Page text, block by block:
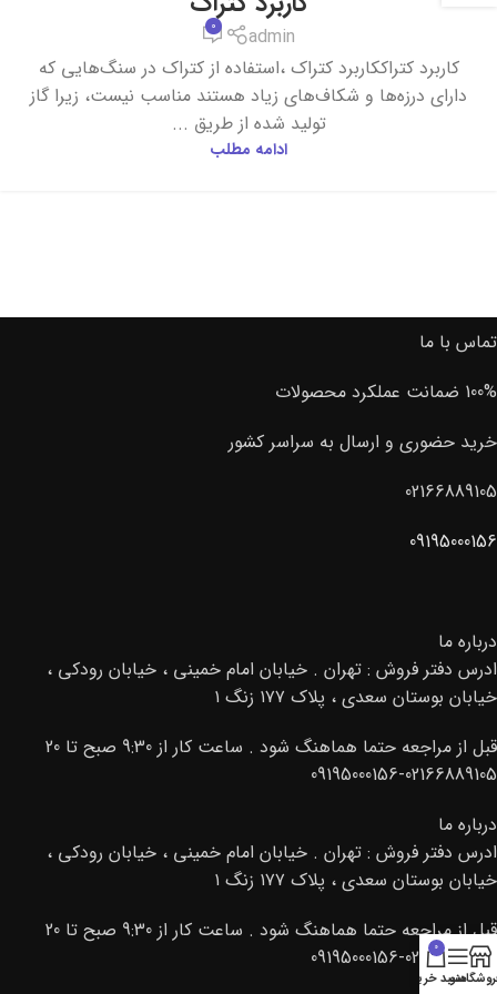
admin
0
کاربرد کتراککاربرد کتراک ،استفاده از کتراک در سنگ‌هایی که
دارای درزه‌ها و شکاف‌های زیاد هستند مناسب نیست، زیرا گاز
تولید شده از طریق ...
ادامه مطلب
تماس با ما
100% ضمانت عملکرد محصولات
خرید حضوری و ارسال به سراسر کشور
02166889105
09195000156
درباره ما
ادرس دفتر فروش : تهران . خیابان امام خمینی ، خیابان رودکی ،
خیابان بوستان سعدی ، پلاک ۱۷۷ زنگ ۱
قبل از مراجعه حتما هماهنگ شود . ساعت کار از 9:30 صبح تا 20
02166889105-09195000156
درباره ما
ادرس دفتر فروش : تهران . خیابان امام خمینی ، خیابان رودکی ،
خیابان بوستان سعدی ، پلاک ۱۷۷ زنگ ۱
قبل از مراجعه حتما هماهنگ شود . ساعت کار از 9:30 صبح تا 20
02166889105-09195000156
منو
0
سبد خرید